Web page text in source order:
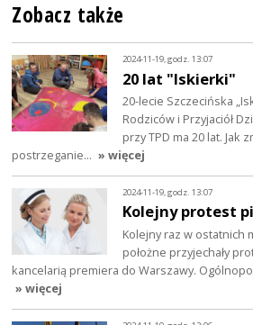
Zobacz także
2024-11-19, godz. 13:07
20 lat "Iskierki"
20-lecie Szczecińska
Rodziców i Przyjaciół
przy TPD ma 20 lat. Jak
postrzeganie… » więcej
2024-11-19, godz. 13:07
Kolejny protest
Kolejny raz w ostatnich
położne przyjechały
kancelarią premiera do Warszawy.
» więcej